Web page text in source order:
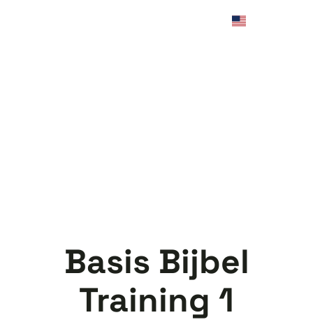
Basis Bijbel
Training 1